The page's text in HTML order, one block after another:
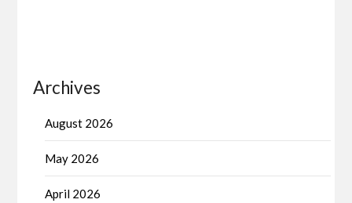
Archives
August 2026
May 2026
April 2026